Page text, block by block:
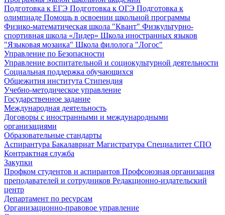
Подготовка к ЕГЭ Подготовка к ОГЭ Подготовка к
олимпиаде Помощь в освоении школьной программы
Физико-математическая школа "Квант" Физкультурно-
спортивная школа «Лидер» Школа иностранных языков
"Языковая мозаика" Школа филолога "Логос"
Управление по Безопасности
Управление воспитательной и социокультурной деятельности
Социальная поддержка обучающихся
Общежития института Стипендия
Учебно-методическое управление
Государственное задание
Международная деятельность
Договоры с иностранными и международными
организациями
Образовательные стандарты
Аспирантура Бакалавриат Магистратура Специалитет СПО
Контрактная служба
Закупки
Профком студентов и аспирантов Профсоюзная организация
преподавателей и сотрудников Редакционно-издательский
центр
Департамент по ресурсам
Организационно-правовое управление